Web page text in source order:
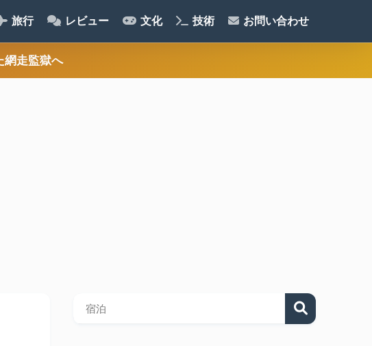
旅行 レビュー 文化 技術 お問い合わせ
網走監獄へ